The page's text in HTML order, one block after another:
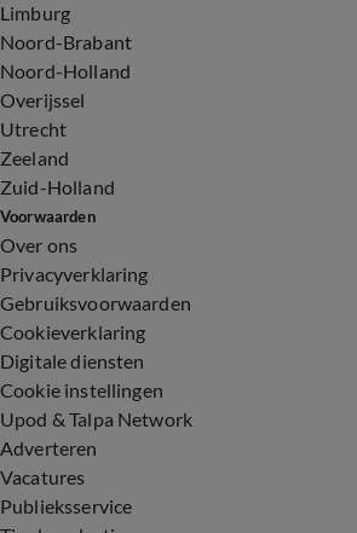
Limburg
Noord-Brabant
Noord-Holland
Overijssel
Utrecht
Zeeland
Zuid-Holland
Voorwaarden
Over ons
Privacyverklaring
Gebruiksvoorwaarden
Cookieverklaring
Digitale diensten
Cookie instellingen
Upod & Talpa Network
Adverteren
Vacatures
Publieksservice